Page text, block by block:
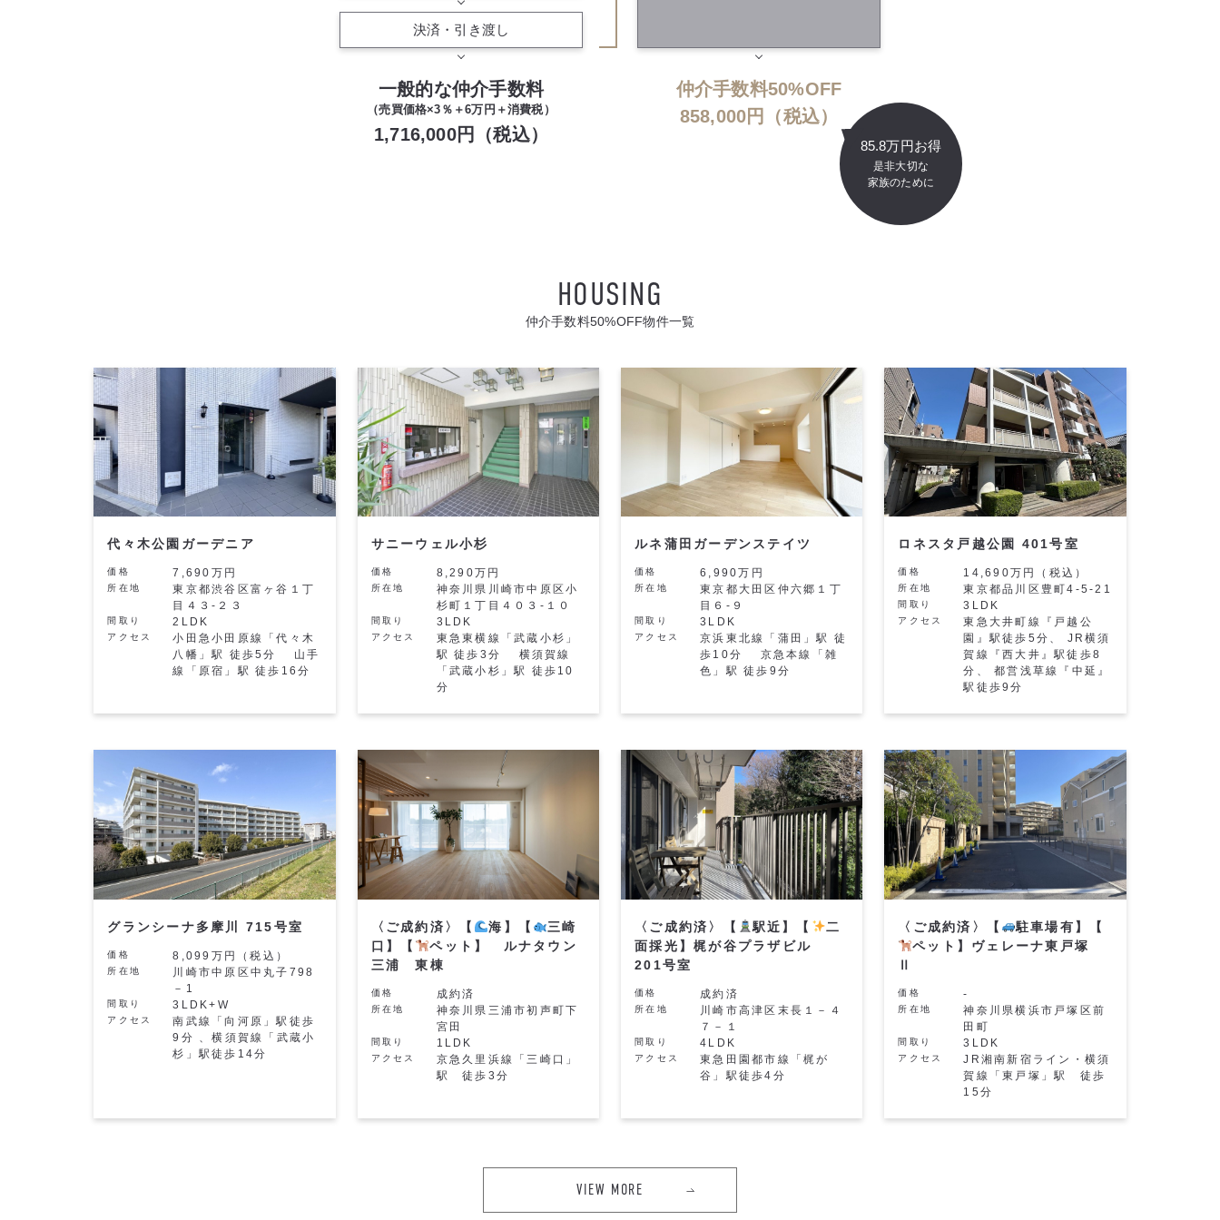
決済・引き渡し
一般的な仲介手数料
（売買価格×3％＋6万円＋消費税）
1,716,000円（税込）
仲介手数料50%OFF
858,000円（税込）
85.8万円お得
是非大切な
家族のために
仲介手数料50%OFF物件一覧
代々木公園ガーデニア
価格 7,690万円
所在地
東京都渋谷区富ヶ谷１丁
目４３-２３
間取り 2LDK
アクセス
小田急小田原線「代々木
八幡」駅 徒歩5分 山手
線「原宿」駅 徒歩16分
サニーウェル小杉
価格 8,290万円
所在地
神奈川県川崎市中原区小
杉町１丁目４０３-１０
間取り 3LDK
アクセス
東急東横線「武蔵小杉」
駅 徒歩3分 横須賀線
「武蔵小杉」駅 徒歩10
分
ルネ蒲田ガーデンステイツ
価格 6,990万円
所在地
東京都大田区仲六郷１丁
目６-９
間取り 3LDK
アクセス
京浜東北線「蒲田」駅 徒
歩10分 京急本線「雑
色」駅 徒歩9分
ロネスタ戸越公園 401号室
価格 14,690万円（税込）
所在地 東京都品川区豊町4-5-21
間取り 3LDK
アクセス
東急大井町線『戸越公
園』駅徒歩5分、 JR横須
賀線『西大井』駅徒歩8
分、 都営浅草線『中延』
駅徒歩9分
グランシーナ多摩川 715号室
価格 8,099万円（税込）
所在地
川崎市中原区中丸子798
－1
間取り 3LDK+W
アクセス
南武線「向河原」駅徒歩
9分 、横須賀線「武蔵小
杉」駅徒歩14分
〈ご成約済〉【 海】【
三崎
口】【
ペット】 ルナタウン
三浦 東棟
価格 成約済
所在地
神奈川県三浦市初声町下
宮田
間取り 1LDK
アクセス
京急久里浜線「三崎口」
駅 徒歩3分
〈ご成約済〉【 駅近】【
二
面採光】梶が谷プラザビル
201号室
価格 成約済
所在地
川崎市高津区末長１－４
７－１
間取り 4LDK
アクセス
東急田園都市線「梶が
谷」駅徒歩4分
〈ご成約済〉【
駐車場有】【
ペット】ヴェレーナ東戸塚
Ⅱ
価格 -
所在地
神奈川県横浜市戸塚区前
田町
間取り 3LDK
アクセス
JR湘南新宿ライン・横須
賀線「東戸塚」駅 徒歩
15分
VIEW MORE